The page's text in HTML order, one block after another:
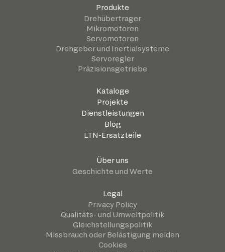
Produkte
Drehübertrager
Mikromotoren
Servomotoren
Drehgeber und Inertialsysteme
Servoregler
Präzisionsgetriebe
Kataloge
Projekte
Dienstleistungen
Blog
LTN-Ersatzteile
Über uns
Geschichte und Werte
Legal
Privacy Policy
Qualitäts- und Umweltpolitik
Gleichstellungspolitik
Missbrauch oder Belästigung melden
Cookies